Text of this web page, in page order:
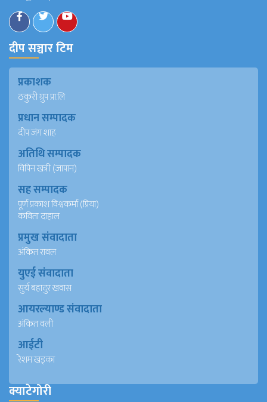
दीप सञ्चार टिम
प्रकाशक
ठकुरी ग्रुप प्रा.लि
प्रधान सम्पादक
दीप जंग शाह
अतिथि सम्पादक
विपिन खत्री (जापान)
सह सम्पादक
पूर्ण प्रकाश विश्वकर्मा (प्रिया)
कविता दाहाल
प्रमुख संवादाता
अंकित रावल
युएई संवादाता
सुर्य बहादुर खवास
आयरल्याण्ड संवादाता
अंकित वली
आईटी
रेशम खड्का
क्याटेगोरी